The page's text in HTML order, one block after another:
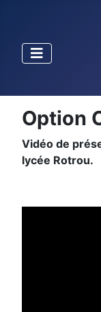
Option
Vidéo de
lycée Rotrou.